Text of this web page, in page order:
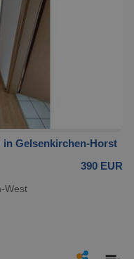
in Gelsenkirchen-Horst
390 EUR
West